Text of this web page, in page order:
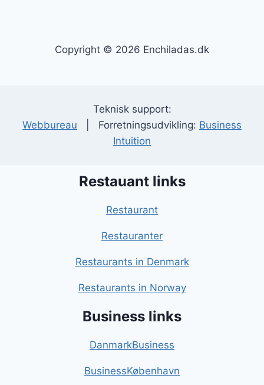
Copyright © 2026 Enchiladas.dk
Teknisk support:
Webbureau | Forretningsudvikling: Business
Intuition
Restauant links
Restaurant
Restauranter
Restaurants in Denmark
Restaurants in Norway
Business links
DanmarkBusiness
BusinessKøbenhavn